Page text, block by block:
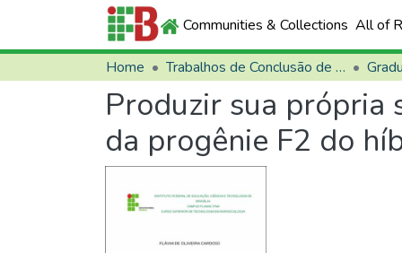
Communities & Collections All of
Home Trabalhos de Conclusão de Curso (TCCs)
Produzir sua própria
da progênie F2 do